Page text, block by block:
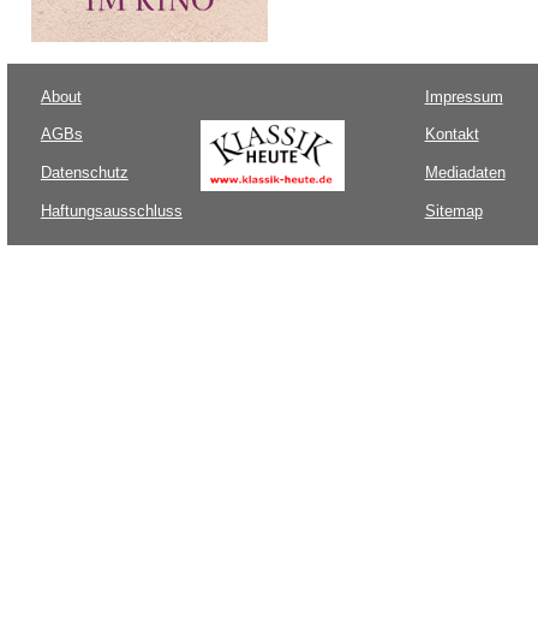
About
AGBs
Datenschutz
Haftungsausschluss
Impressum
Kontakt
Mediadaten
Sitemap